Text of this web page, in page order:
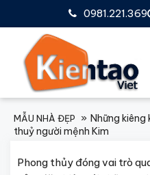
0981.221.369
MẪU NHÀ ĐẸP
Những
thuỷ người mệnh Kim
Phong thủy đóng vai trò